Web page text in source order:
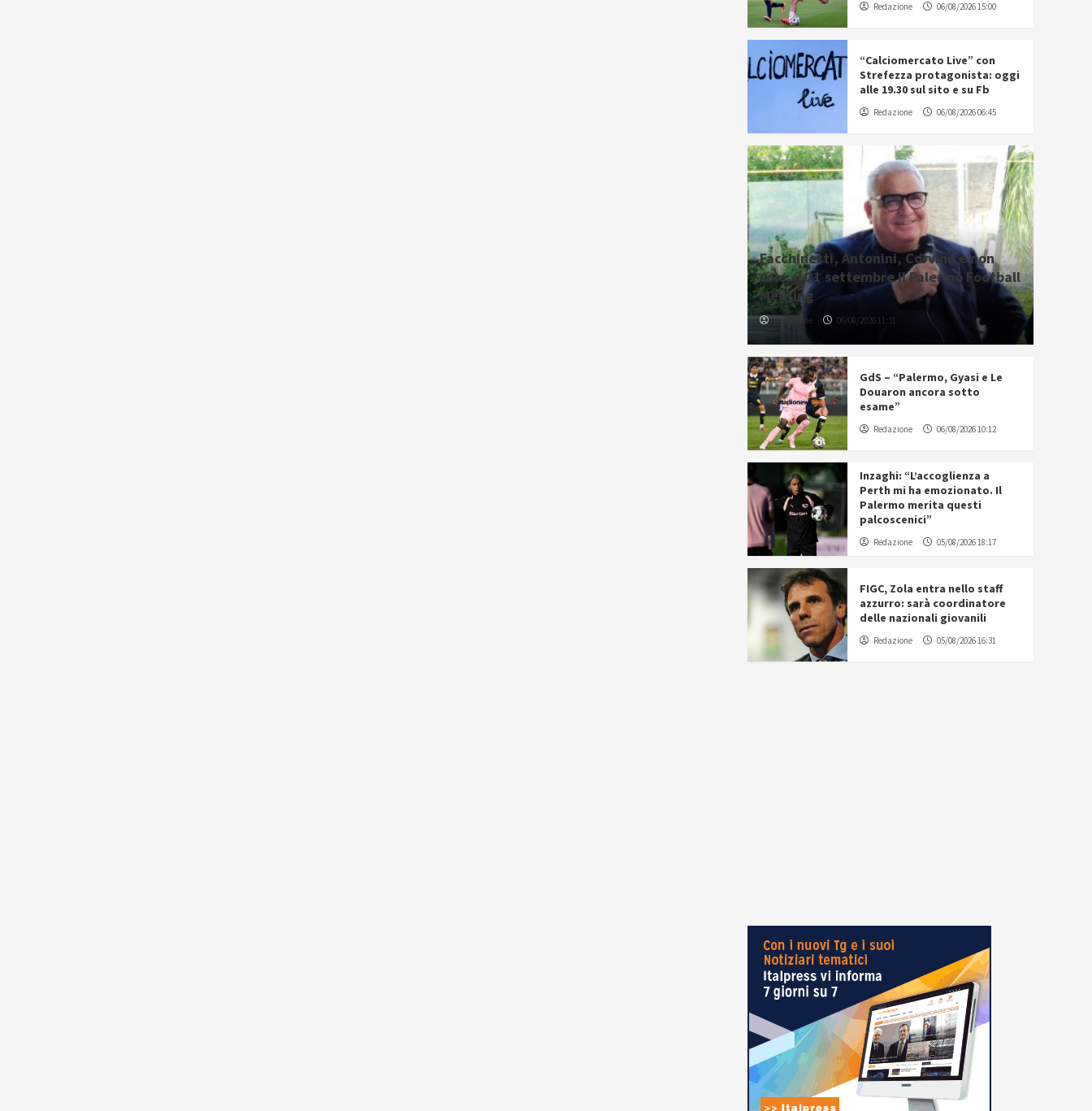
Redazione 06/08/2026 15:00
“Calciomercato Live” con
Strefezza protagonista: oggi
alle 19.30 sul sito e su Fb
Redazione 06/08/2026 06:45
Facchinetti, Antonini, Corvino e non
solo: il 21 settembre il Palermo Football
Meeting
Redazione 06/08/2026 11:31
GdS – “Palermo, Gyasi e Le
Douaron ancora sotto
esame”
Redazione 06/08/2026 10:12
Inzaghi: “L’accoglienza a
Perth mi ha emozionato. Il
Palermo merita questi
palcoscenici”
Redazione 05/08/2026 18:17
FIGC, Zola entra nello staff
azzurro: sarà coordinatore
delle nazionali giovanili
Redazione 05/08/2026 16:31